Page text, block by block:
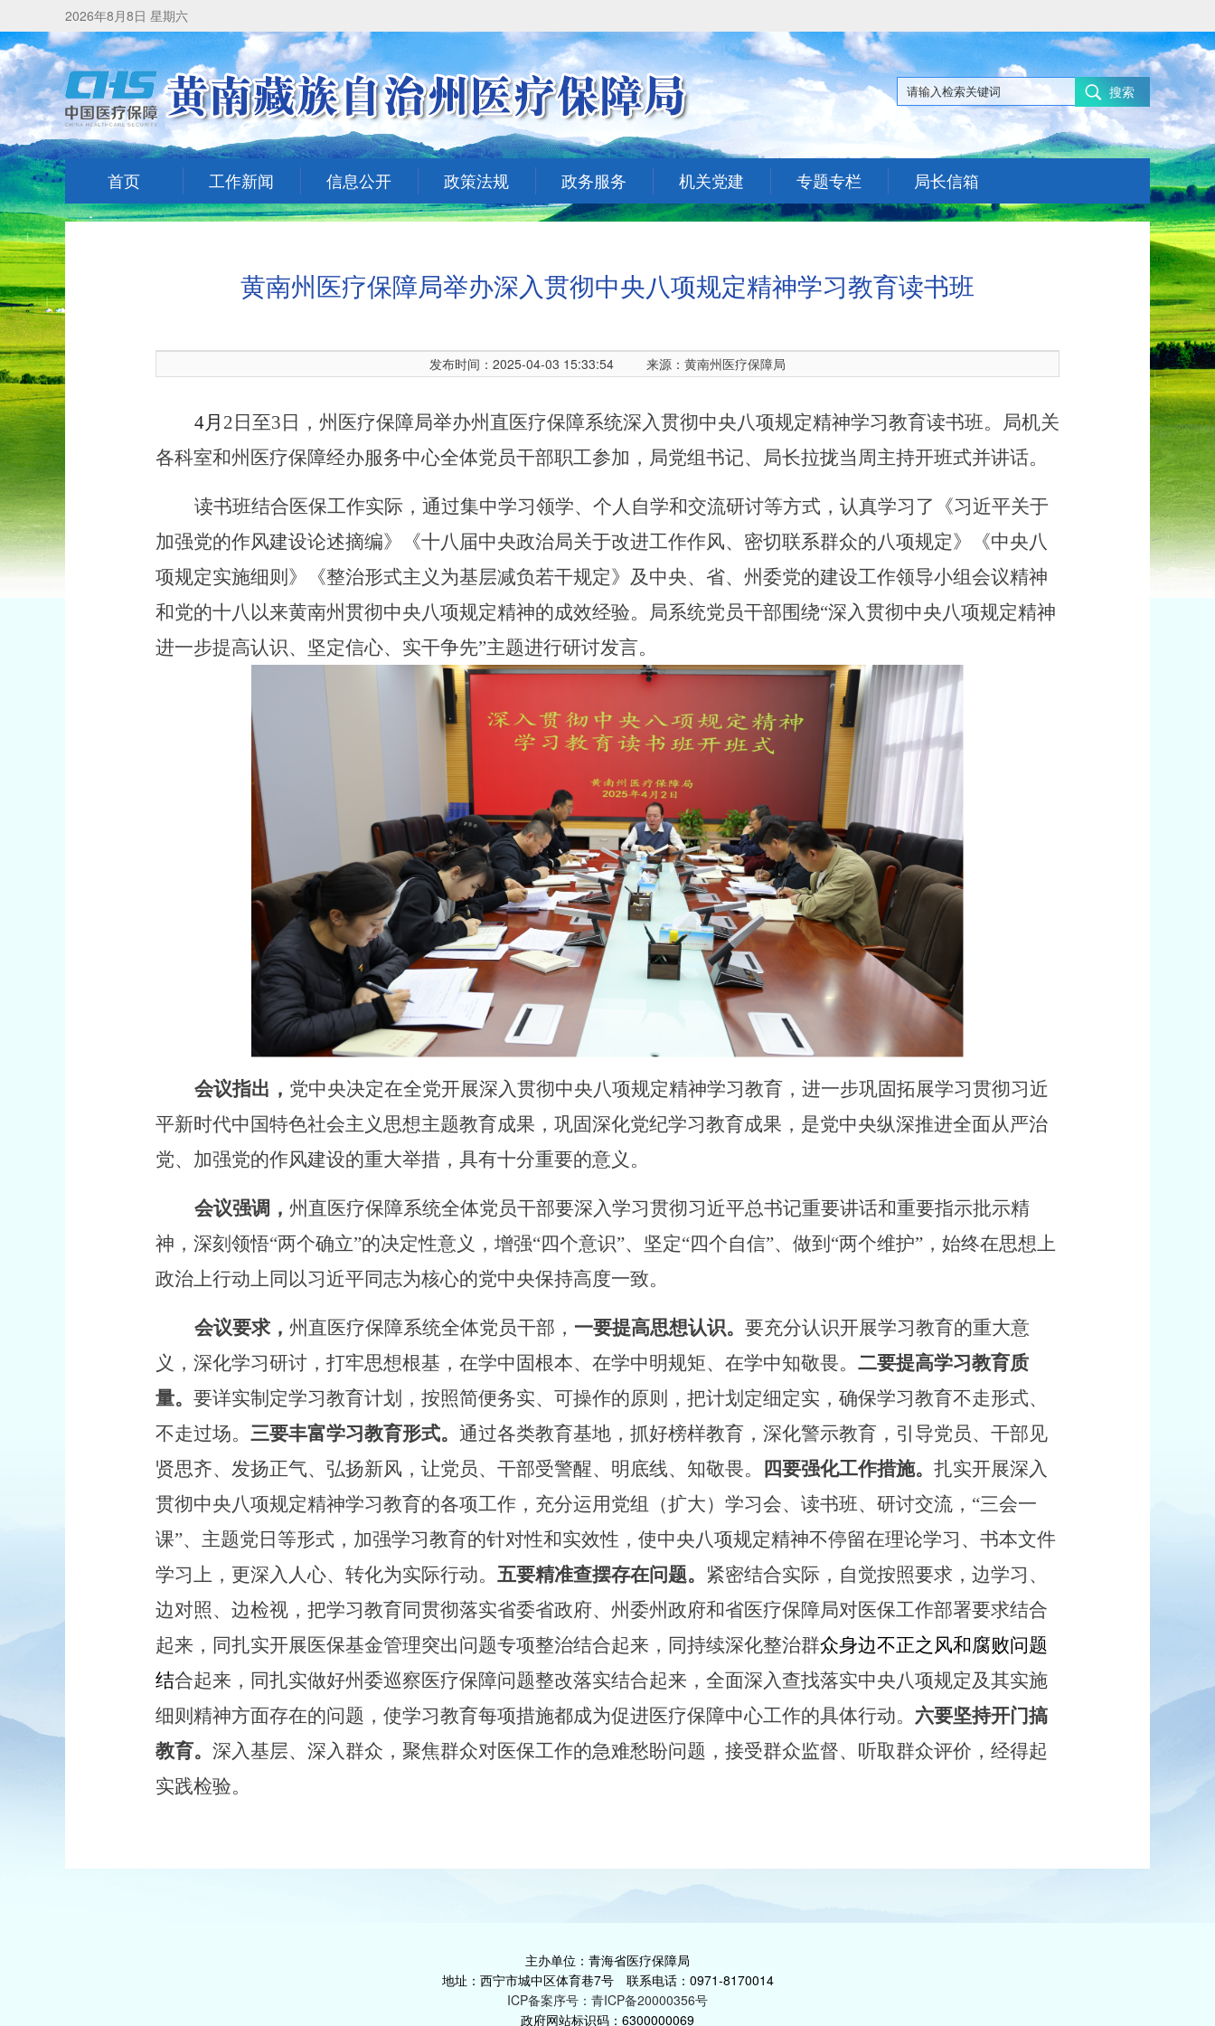
2026年8月8日 星期六
搜索
首页 工作新闻 信息公开 政策法规 政务服务 机关党建 专题专栏 局长信箱
黄南州医疗保障局举办深入贯彻中央八项规定精神学习教育读书班
发布时间：2025-04-03 15:33:54 来源：黄南州医疗保障局
4月 2日至3日，州医疗保障局举办州直医疗保障系统深入贯彻中央八项规定精神学习教育读书班。局机关
各科室和州医疗保障经办服务中心全体党员干部职工参加，局党组书记、局长拉拢当周主持开班式并讲话。
读书班结合医保工作实际，通过集中学习领学、个人自学和交流研讨等方式，认真学习了《习近平关于
加强党的作风建设论述摘编》《十八届中央政治局关于改进工作作风、密切联系群众的八项规定》《中央八
项规定实施细则》《整治形式主义为基层减负若干规定》及中央、省、州委党的建设工作领导小组会议精神
和党的十八以来黄南州贯彻中央八项规定精神的成效经验。局系统党员干部围绕“深入贯彻中央八项规定精神
进一步提高认识、坚定信心、实干争先”主题进行研讨发言。
会议指出， 党中央决定在全党开展深入贯彻中央八项规定精神学习教育，进一步巩固拓展学习贯彻习近
平新时代中国特色社会主义思想主题教育成果，巩固深化党纪学习教育成果，是党中央纵深推进全面从严治
党、加强党的作风建设的重大举措，具有十分重要的意义。
会议强调， 州直医疗保障系统全体党员干部要深入学习贯彻习近平总书记重要讲话和重要指示批示精
神，深刻领悟“两个确立”的决定性意义，增强“四个意识”、坚定“四个自信”、做到“两个维护”，始终在思想上
政治上行动上同以习近平同志为核心的党中央保持高度一致。
会议要求， 州直医疗保障系统全体党员干部， 一要提高思想认识。 要充分认识开展学习教育的重大意
义，深化学习研讨，打牢思想根基，在学中固根本、在学中明规矩、在学中知敬畏。 二要提高学习教育质
量。 要详实制定学习教育计划，按照简便务实、可操作的原则，把计划定细定实，确保学习教育不走形式、
不走过场。 三要丰富学习教育形式。 通过各类教育基地，抓好榜样教育，深化警示教育，引导党员、干部见
贤思齐、发扬正气、弘扬新风，让党员、干部受警醒、明底线、知敬畏。
四要强化工作措施。 扎实开展深入
贯彻中央八项规定精神学习教育的各项工作，充分运用党组（扩大）学习会、读书班、研讨交流， “三会一
课”、主题党日等形式，加强学习教育的针对性和实效性，使中央八项规定精神不停留在理论学习、书本文件
学习上，更深入人心、转化为实际行动。 五要精准查摆存在问题。 紧密结合实际，自觉按照要求，边学习、
边对照、边检视， 把学习教育同贯彻落实省委省政府、州委州政府和省医疗保障局对医保工作部署要求结合
起来，同扎实开展医保基金管理突出问题专项整治结合起来，同持续深化整治群众身边不正之风和腐败问题
结合起来，同扎实做好州委巡察医疗保障问题整改落实结合起来， 全面深入查找落实中央八项规定及其实施
细则精神方面存在的问题， 使学习教育每项措施都成为促进医疗保障中心工作的具体行动。 六要坚持开门搞
教育。 深入基层、深入群众，聚焦群众对医保工作的急难愁盼问题，接受群众监督、听取群众评价，经得起
实践检验。
主办单位：青海省医疗保障局
地址：西宁市城中区体育巷7号 联系电话：0971-8170014
ICP备案序号：青ICP备20000356号
政府网站标识码：6300000069